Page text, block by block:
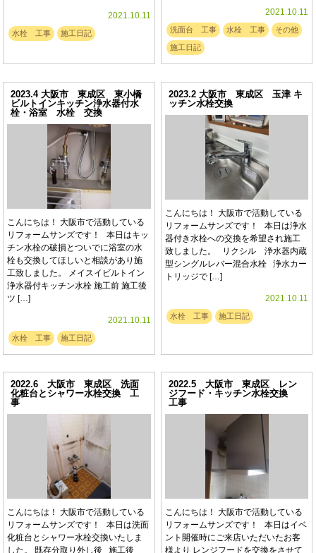
2021.10.11
水栓 工事 施工日記
2021.10.11
洗面台 工事 水栓 工事 その他
施工日記
2023.4 大阪市 東成区 東小橋
ビルトインキッチン浄水器付水
栓・浴室 水栓 交換
こんにちは！ 大阪市で活動している
リフォームサンズです！ 本日はキッ
チン水栓の破損とついでに浴室の水
栓も交換してほしいと相談があり施
工致しました。 メイスイビルトイン
浄水器付キッチン水栓 施工前 施工後
ツ […]
2021.10.11
水栓 工事 施工日記
2023.2 大阪市 東成区 玉津 キ
ッチン水栓交換
こんにちは！ 大阪市で活動している
リフォームサンズです！ 本日は浄水
器付き水栓への交換を希望され施工
致しました。 リクシル 浄水器内蔵
型シングルレバー混合水栓 浄水カー
トリッジで […]
2021.10.11
水栓 工事 施工日記
2022.6 大阪市 東成区 洗面
化粧台とシャワー水栓交換 工
事
こんにちは！ 大阪市で活動している
リフォームサンズです！ 本日は洗面
化粧台とシャワー水栓交換いたしま
した。 既存分取り外し後 施工後
2022.5 大阪市 東成区 レン
ジフード・キッチン水栓交換
工事
こんにちは！ 大阪市で活動している
リフォームサンズです！ 本日はイベ
ント開催時にご来店いただいたお客
様より レンジフードを交換をさせて